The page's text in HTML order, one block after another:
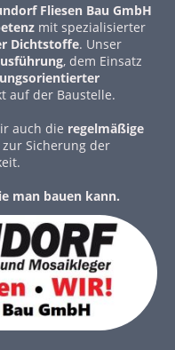
Fliesen Bau GmbH
mit spezialisierter
Dichtstoffe. Unser
, dem Einsatz
auf der Baustelle.
auch die regelmäßige
Sicherung der
man bauen kann.